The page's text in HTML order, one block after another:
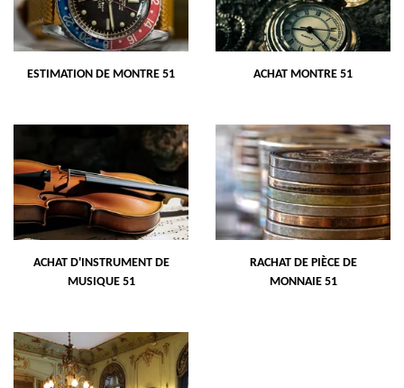
ESTIMATION DE MONTRE 51 ACHAT MONTRE 51
ACHAT D'INSTRUMENT DE
MUSIQUE 51
RACHAT DE PIÈCE DE
MONNAIE 51